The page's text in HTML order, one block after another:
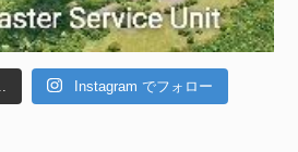
Instagram でフォロー